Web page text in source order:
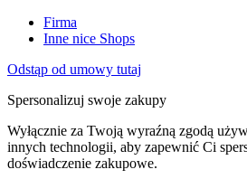
Firma
Inne nice Shops
Odstąp od umowy tutaj
Spersonalizuj swoje zakupy
Wyłącznie za Twoją wyraźną zgodą
innych technologii, aby zapewnić Ci
doświadczenie zakupowe.